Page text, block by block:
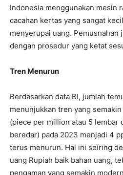
Indonesia menggunakan mesin
cacahan kertas yang sangat
menyerupai uang. Pemusnahan
dengan prosedur yang ketat
Tren Menurun
Berdasarkan data BI, jumlah
menunjukkan tren yang
(piece per million atau 5 lembar
beredar) pada 2023 menjadi 4
terus menurun. Hal ini seiring
uang Rupiah baik bahan uang,
pengaman yang semakin